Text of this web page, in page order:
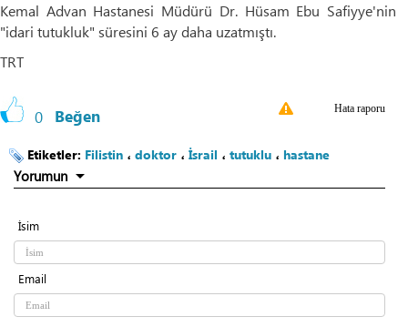
Kemal Advan Hastanesi Müdürü Dr. Hüsam Ebu Safiyye'nin
"idari tutukluk" süresini 6 ay daha uzatmıştı.
TRT
0 Beğen Hata raporu
Etiketler: Filistin ، doktor ، İsrail ، tutuklu ، hastane
Yorumun
İsim
Email